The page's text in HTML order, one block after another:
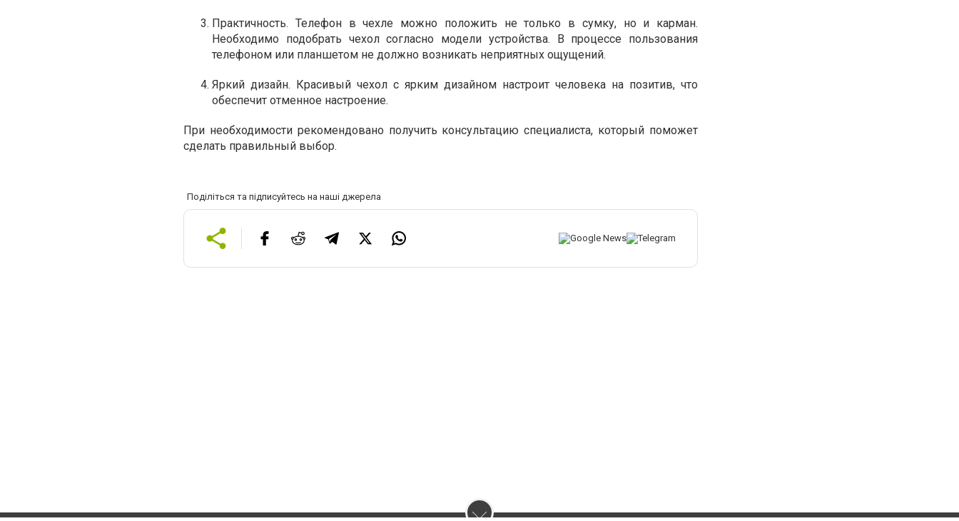
Практичность. Телефон в чехле можно положить не только в сумку, но и карман.
Необходимо подобрать чехол согласно модели устройства. В процессе пользования
телефоном или планшетом не должно возникать неприятных ощущений.
Яркий дизайн. Красивый чехол с ярким дизайном настроит человека на позитив, что
обеспечит отменное настроение.
При необходимости рекомендовано получить консультацию специалиста, который поможет
сделать правильный выбор.
Поділіться та підписуйтесь на наші джерела